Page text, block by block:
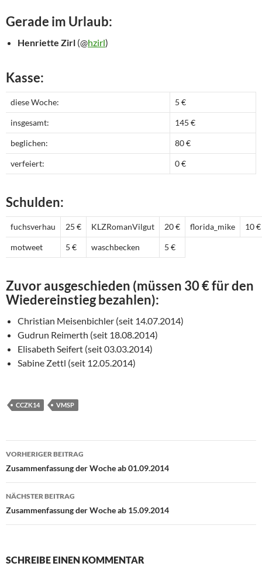
Gerade im Urlaub:
Henriette Zirl (@hzirl)
Kasse:
diese Woche: 5 €
insgesamt: 145 €
beglichen: 80 €
verfeiert: 0 €
Schulden:
fuchsverhau 25 € KLZRomanVilgut 20 € florida_mike 10 €
motweet 5 € waschbecken 5 €
Zuvor ausgeschieden (müssen 30 € für den
Wiedereinstieg bezahlen):
Christian Meisenbichler (seit 14.07.2014)
Gudrun Reimerth (seit 18.08.2014)
Elisabeth Seifert (seit 03.03.2014)
Sabine Zettl (seit 12.05.2014)
CCZK14 VMSP
Beitragsnavigation
VORHERIGER BEITRAG
Zusammenfassung der Woche ab 01.09.2014
NÄCHSTER BEITRAG
Zusammenfassung der Woche ab 15.09.2014
SCHREIBE EINEN KOMMENTAR